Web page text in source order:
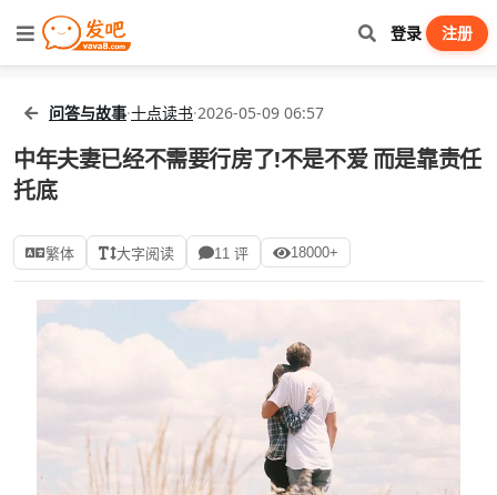
登录 注册
问答与故事·十点读书·2026-05-09 06:57
中年夫妻已经不需要行房了!不是不爱 而是靠责任
托底
繁体 大字阅读 11 评 18000+